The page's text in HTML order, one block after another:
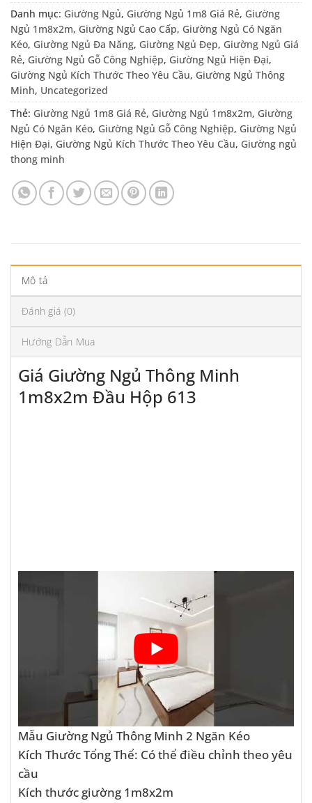
Danh mục: Giường Ngủ, Giường Ngủ 1m8 Giá Rẻ, Giường
Ngủ 1m8x2m, Giường Ngủ Cao Cấp, Giường Ngủ Có Ngăn
Kéo, Giường Ngủ Đa Năng, Giường Ngủ Đẹp, Giường Ngủ Giá
Rẻ, Giường Ngủ Gỗ Công Nghiệp, Giường Ngủ Hiện Đại,
Giường Ngủ Kích Thước Theo Yêu Cầu, Giường Ngủ Thông
Minh, Uncategorized
Thẻ: Giường Ngủ 1m8 Giá Rẻ, Giường Ngủ 1m8x2m, Giường
Ngủ Có Ngăn Kéo, Giường Ngủ Gỗ Công Nghiệp, Giường Ngủ
Hiện Đại, Giường Ngủ Kích Thước Theo Yêu Cầu, Giường ngủ
thong minh
Mô tả
Đánh giá (0)
Hướng Dẫn Mua
Giá Giường Ngủ Thông Minh
1m8x2m Đầu Hộp 613
Mẫu Giường Ngủ Thông Minh 2 Ngăn Kéo
Kích Thước Tổng Thể: Có thể điều chỉnh theo yêu
cầu
Kích thước giường 1m8x2m